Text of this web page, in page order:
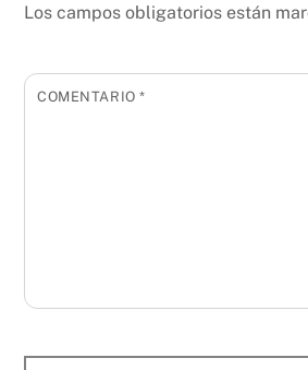
Los campos obligatorios están
COMENTARIO*